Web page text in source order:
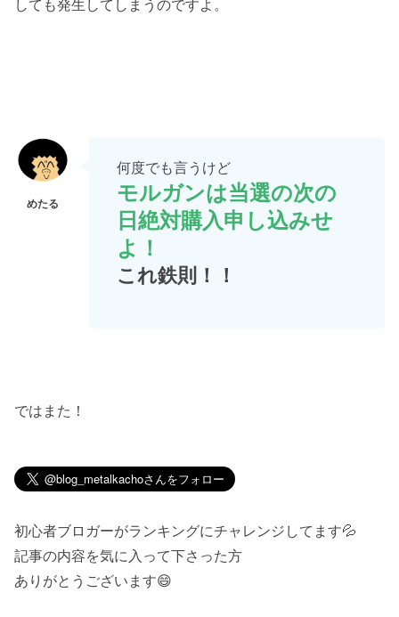
しても発生してしまうのですよ。
何度でも言うけど
モルガンは当選の次の
日絶対購入申し込みせ
よ！
これ鉄則！！
ではまた！
初心者ブロガーがランキングにチャレンジしてます💦
記事の内容を気に入って下さった方
ありがとうございます😄